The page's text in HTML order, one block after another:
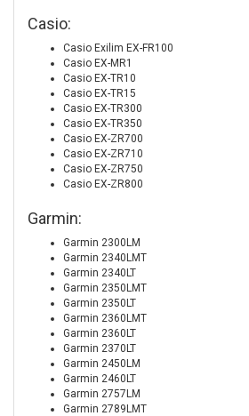
Casio:
Casio Exilim EX-FR100
Casio EX-MR1
Casio EX-TR10
Casio EX-TR15
Casio EX-TR300
Casio EX-TR350
Casio EX-ZR700
Casio EX-ZR710
Casio EX-ZR750
Casio EX-ZR800
Garmin:
Garmin 2300LM
Garmin 2340LMT
Garmin 2340LT
Garmin 2350LMT
Garmin 2350LT
Garmin 2360LMT
Garmin 2360LT
Garmin 2370LT
Garmin 2450LM
Garmin 2460LT
Garmin 2757LM
Garmin 2789LMT